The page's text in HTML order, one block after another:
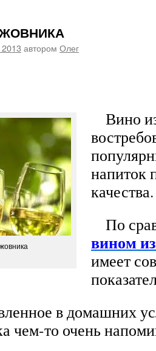
автором Олег
Вино
напиток
качества.
По
вином
имеет
в домашних
чем-то очень